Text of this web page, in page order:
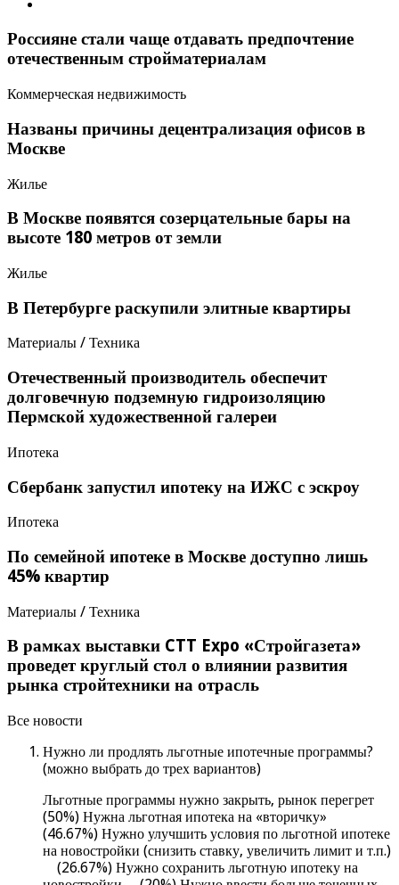
Россияне стали чаще отдавать предпочтение
отечественным стройматериалам
Коммерческая недвижимость
Названы причины децентрализация офисов в
Москве
Жилье
В Москве появятся созерцательные бары на
высоте 180 метров от земли
Жилье
В Петербурге раскупили элитные квартиры
Материалы / Техника
Отечественный производитель обеспечит
долговечную подземную гидроизоляцию
Пермской художественной галереи
Ипотека
Сбербанк запустил ипотеку на ИЖС с эскроу
Ипотека
По семейной ипотеке в Москве доступно лишь
45% квартир
Материалы / Техника
В рамках выставки CTT Expo «Стройгазета»
проведет круглый стол о влиянии развития
рынка стройтехники на отрасль
Все новости
Нужно ли продлять льготные ипотечные программы?
(можно выбрать до трех вариантов)
Льготные программы нужно закрыть, рынок перегрет
(50%) Нужна льготная ипотека на «вторичку»
(46.67%) Нужно улучшить условия по льготной ипотеке
на новостройки (снизить ставку, увеличить лимит и т.п.)
(26.67%) Нужно сохранить льготную ипотеку на